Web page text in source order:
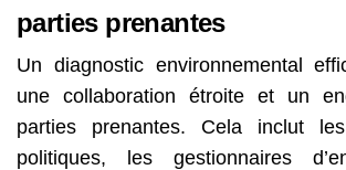
parties prenantes
Un diagnostic environnemental
une collaboration étroite et un
parties prenantes. Cela inclut
politiques, les gestionnaires